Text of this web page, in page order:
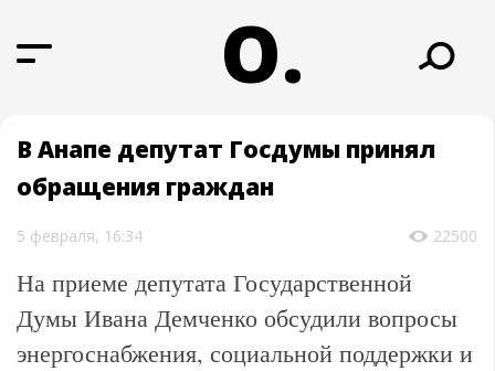
О.
В Анапе депутат Госдумы принял
обращения граждан
5 февраля, 16:34 22500
На приеме депутата Государственной
Думы Ивана Демченко обсудили вопросы
энергоснабжения, социальной поддержки и